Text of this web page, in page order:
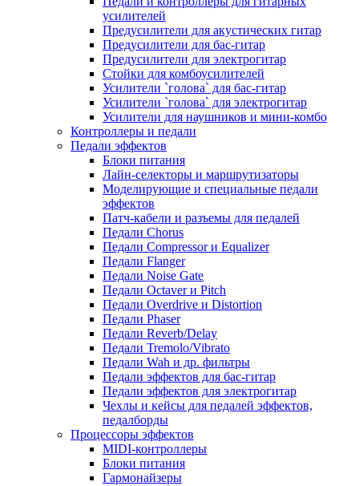
усилителей
Предусилители для акустических гитар
Предусилители для бас-гитар
Предусилители для электрогитар
Стойки для комбоусилителей
Усилители `голова` для бас-гитар
Усилители `голова` для электрогитар
Усилители для наушников и мини-комбо
Контроллеры и педали
Педали эффектов
Блоки питания
Лайн-селекторы и маршрутизаторы
Моделирующие и специальные педали
эффектов
Патч-кабели и разъемы для педалей
Педали Chorus
Педали Compressor и Equalizer
Педали Flanger
Педали Noise Gate
Педали Octaver и Pitch
Педали Overdrive и Distortion
Педали Phaser
Педали Reverb/Delay
Педали Tremolo/Vibrato
Педали Wah и др. фильтры
Педали эффектов для бас-гитар
Педали эффектов для электрогитар
Чехлы и кейсы для педалей эффектов,
педалборды
Процессоры эффектов
MIDI-контроллеры
Блоки питания
Гармонайзеры